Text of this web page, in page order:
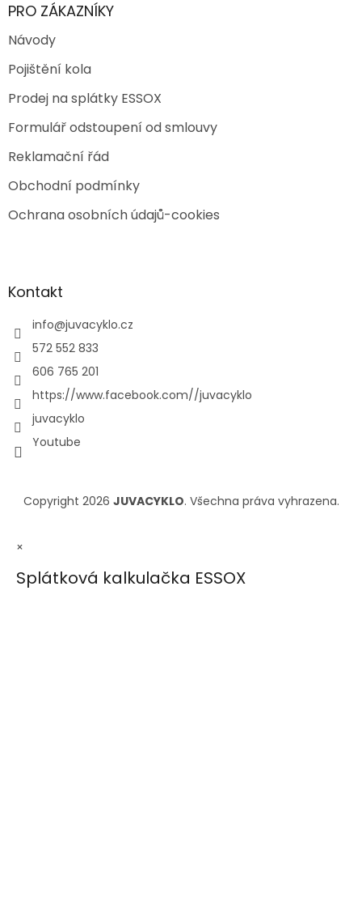
PRO ZÁKAZNÍKY
Návody
Pojištění kola
Prodej na splátky ESSOX
Formulář odstoupení od smlouvy
Reklamační řád
Obchodní podmínky
Ochrana osobních údajů-cookies
Kontakt
info@juvacyklo.cz
572 552 833
606 765 201
https://www.facebook.com//juvacyklo
juvacyklo
Youtube
Copyright 2026 JUVACYKLO. Všechna práva vyhrazena.
×
Splátková kalkulačka ESSOX